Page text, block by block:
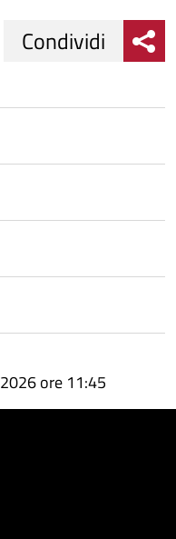
Facebook
su
Twitter
Condividi
su
Condividi
Condividi
ore 11:45